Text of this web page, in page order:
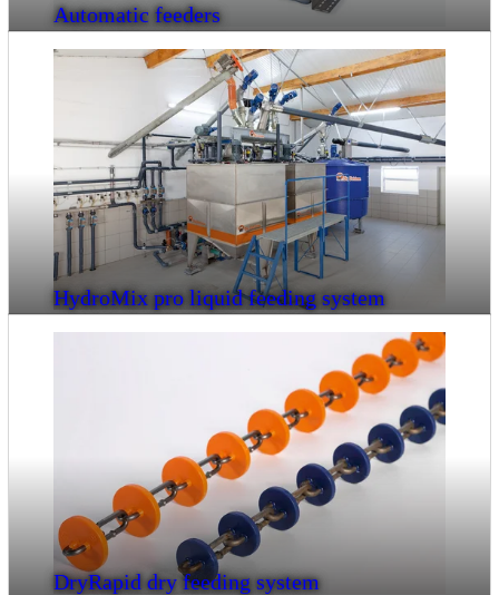
Automatic feeders
HydroMix pro liquid feeding system
DryRapid dry feeding system